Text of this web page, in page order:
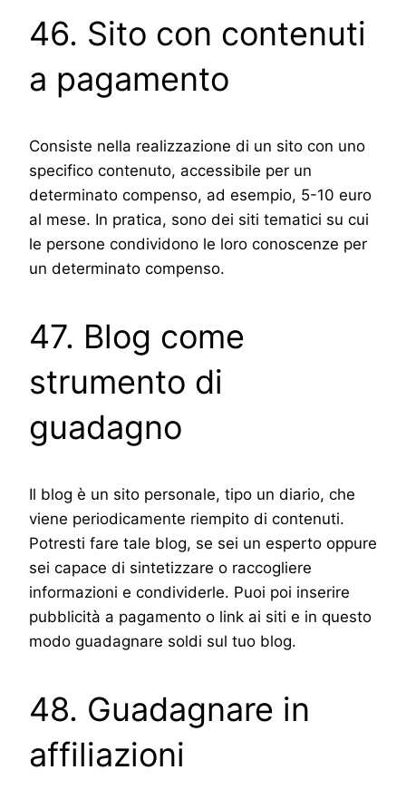
46. Sito con contenuti
a pagamento
Consiste nella realizzazione di un sito con uno
specifico contenuto, accessibile per un
determinato compenso, ad esempio, 5-10 euro
al mese. In pratica, sono dei siti tematici su cui
le persone condividono le loro conoscenze per
un determinato compenso.
47. Blog come
strumento di
guadagno
Il blog è un sito personale, tipo un diario, che
viene periodicamente riempito di contenuti.
Potresti fare tale blog, se sei un esperto oppure
sei capace di sintetizzare o raccogliere
informazioni e condividerle. Puoi poi inserire
pubblicità a pagamento o link ai siti e in questo
modo guadagnare soldi sul tuo blog.
48. Guadagnare in
affiliazioni